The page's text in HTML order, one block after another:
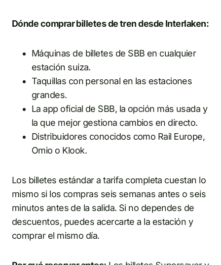
Dónde comprar billetes de tren desde Interlaken:
Máquinas de billetes de SBB en cualquier
estación suiza.
Taquillas con personal en las estaciones
grandes.
La app oficial de SBB, la opción más usada y
la que mejor gestiona cambios en directo.
Distribuidores conocidos como Rail Europe,
Omio o Klook.
Los billetes estándar a tarifa completa cuestan lo
mismo si los compras seis semanas antes o seis
minutos antes de la salida. Si no dependes de
descuentos, puedes acercarte a la estación y
comprar el mismo día.